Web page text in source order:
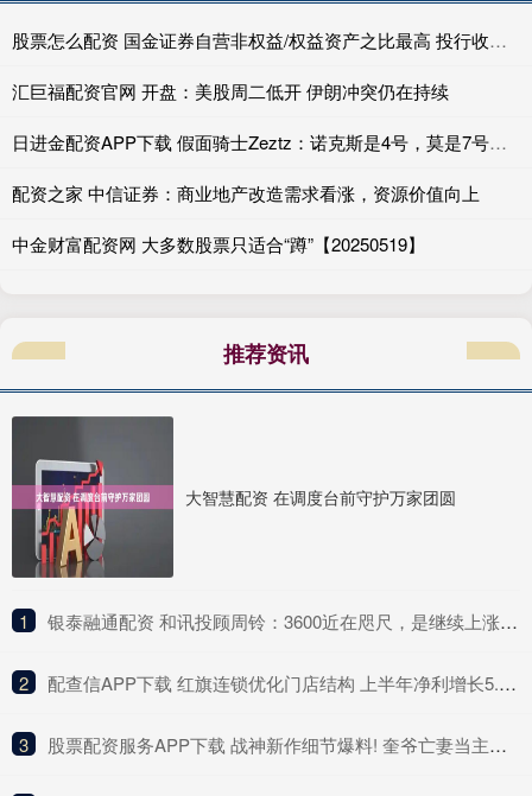
股票怎么配资 国金证券自营非权益/权益资产之比最高 投行收入高达10亿元可利润仍为负值|券商年报
汇巨福配资官网 开盘：美股周二低开 伊朗冲突仍在持续
日进金配资APP下载 假面骑士Zeztz：诺克斯是4号，莫是7号，几年间竟然消耗了三位特工
配资之家 中信证券：商业地产改造需求看涨，资源价值向上
中金财富配资网 大多数股票只适合“蹲”【20250519】
推荐资讯
大智慧配资 在调度台前守护万家团圆
1 ​银泰融通配资 和讯投顾周铃：3600近在咫尺，是继续上涨还是回调？
2 ​配查信APP下载 红旗连锁优化门店结构 上半年净利增长5.33%
3 ​股票配资服务APP下载 战神新作细节爆料! 奎爷亡妻当主角 最早2027发售